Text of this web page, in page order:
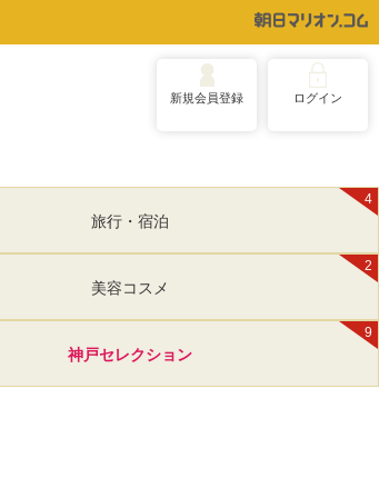
新規会員登録 ログイン
4
旅行・宿泊
2
美容コスメ
9
神戸セレクション